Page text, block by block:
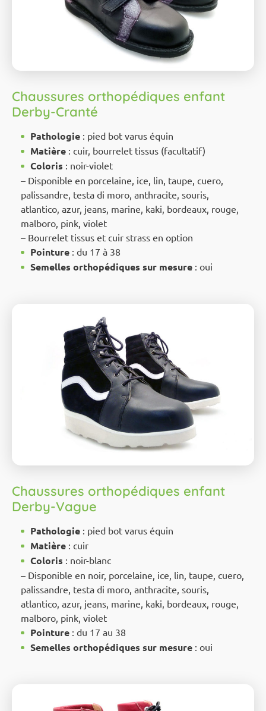
Chaussures orthopédiques enfant
Derby-Cranté
Pathologie : pied bot varus équin
Matière : cuir, bourrelet tissus (facultatif)
Coloris : noir-violet
– Disponible en porcelaine, ice, lin, taupe, cuero,
palissandre, testa di moro, anthracite, souris,
atlantico, azur, jeans, marine, kaki, bordeaux, rouge,
malboro, pink, violet
– Bourrelet tissus et cuir strass en option
Pointure : du 17 à 38
Semelles orthopédiques sur mesure : oui
Chaussures orthopédiques enfant
Derby-Vague
Pathologie : pied bot varus équin
Matière : cuir
Coloris : noir-blanc
– Disponible en noir, porcelaine, ice, lin, taupe, cuero,
palissandre, testa di moro, anthracite, souris,
atlantico, azur, jeans, marine, kaki, bordeaux, rouge,
malboro, pink, violet
Pointure : du 17 au 38
Semelles orthopédiques sur mesure : oui